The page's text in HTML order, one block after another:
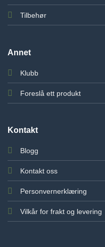
Tilbehør
Annet
Klubb
Foreslå ett produkt
Kontakt
Blogg
Kontakt oss
Personvernerklæring
Vilkår for frakt og levering